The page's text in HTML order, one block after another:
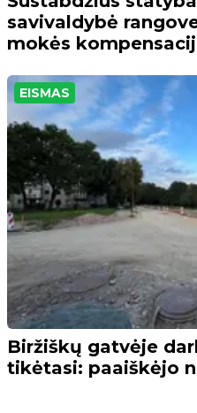
savivaldybė
mokės
EISMAS
Biržiškų gatvėje
tikėtasi: paaiškėjo